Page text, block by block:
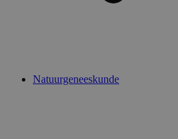
Natuurgeneeskunde